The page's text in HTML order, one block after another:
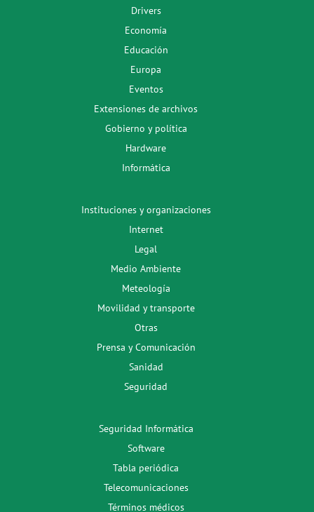
Drivers
Economía
Educación
Europa
Eventos
Extensiones de archivos
Gobierno y política
Hardware
Informática
Instituciones y organizaciones
Internet
Legal
Medio Ambiente
Meteología
Movilidad y transporte
Otras
Prensa y Comunicación
Sanidad
Seguridad
Seguridad Informática
Software
Tabla periódica
Telecomunicaciones
Términos médicos